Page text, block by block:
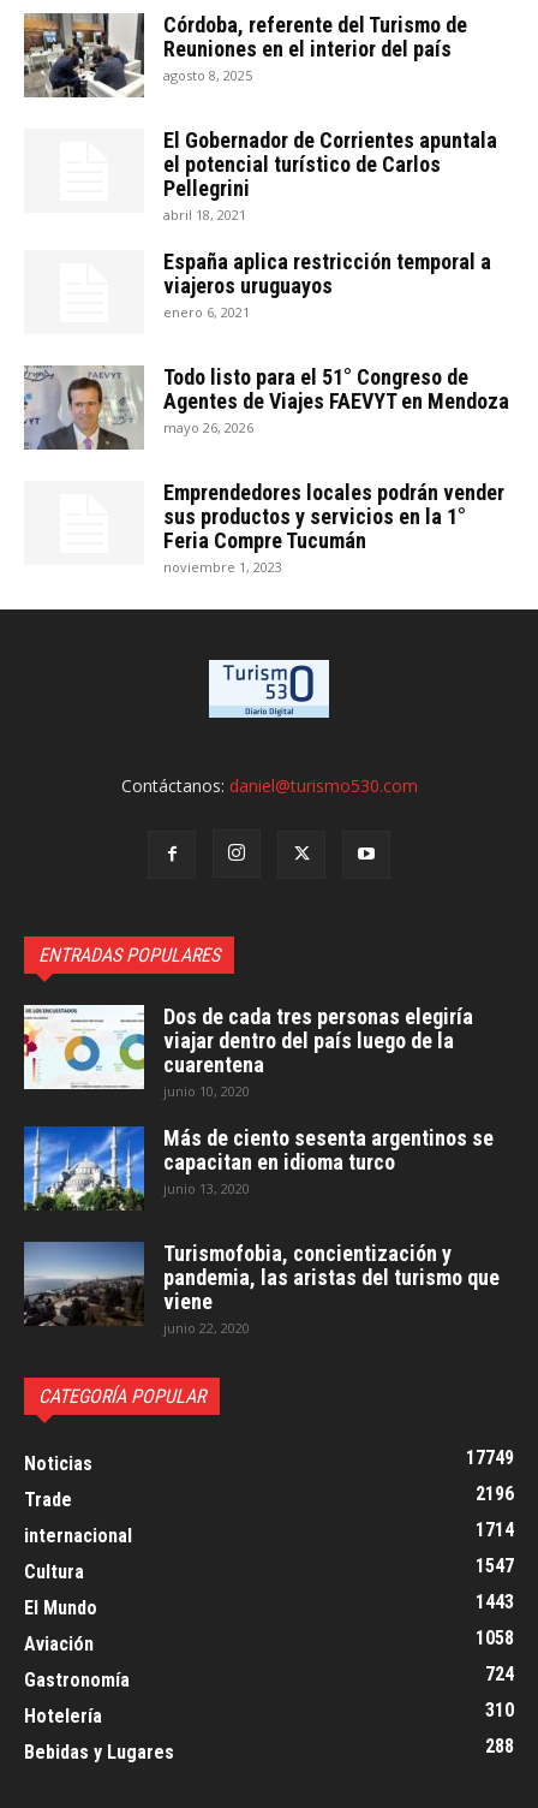
Córdoba, referente del Turismo de
Reuniones en el interior del país
agosto 8, 2025
El Gobernador de Corrientes apuntala
el potencial turístico de Carlos
Pellegrini
abril 18, 2021
España aplica restricción temporal a
viajeros uruguayos
enero 6, 2021
Todo listo para el 51° Congreso de
Agentes de Viajes FAEVYT en Mendoza
mayo 26, 2026
Emprendedores locales podrán vender
sus productos y servicios en la 1°
Feria Compre Tucumán
noviembre 1, 2023
Contáctanos: daniel@turismo530.com
ENTRADAS POPULARES
Dos de cada tres personas elegiría
viajar dentro del país luego de la
cuarentena
junio 10, 2020
Más de ciento sesenta argentinos se
capacitan en idioma turco
junio 13, 2020
Turismofobia, concientización y
pandemia, las aristas del turismo que
viene
junio 22, 2020
CATEGORÍA POPULAR
Noticias
17749
Trade
2196
internacional
1714
Cultura
1547
El Mundo
1443
Aviación
1058
Gastronomía
724
Hotelería
310
Bebidas y Lugares
288